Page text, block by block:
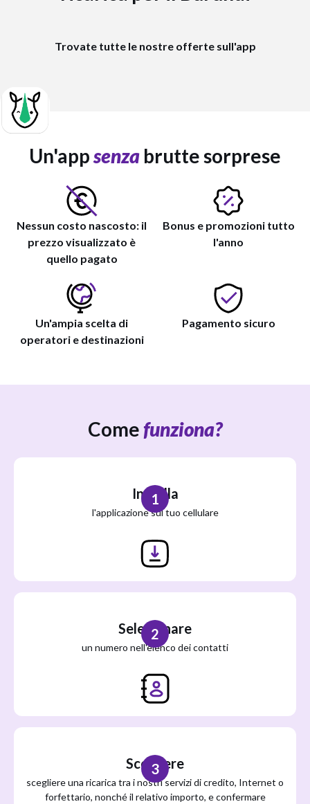
Trovate tutte le nostre offerte sull'app
Un'appsenza brutte sorprese
Nessun costo nascosto: il
prezzo visualizzato è
quello pagato
Bonus e promozioni tutto
l'anno
Un'ampia scelta di
operatori e destinazioni
Pagamento sicuro
Comefunziona?
Installa
l'applicazione sul tuo cellulare
1
Selezionare
un numero nell'elenco dei contatti
2
Scegliere
scegliere una ricarica tra i nostri servizi di credito, Internet o
forfettario, nonché il relativo importo, e confermare
3